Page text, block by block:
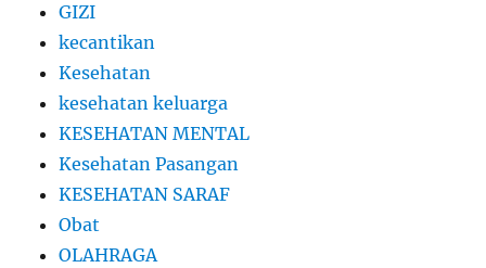
GIZI
kecantikan
Kesehatan
kesehatan keluarga
KESEHATAN MENTAL
Kesehatan Pasangan
KESEHATAN SARAF
Obat
OLAHRAGA